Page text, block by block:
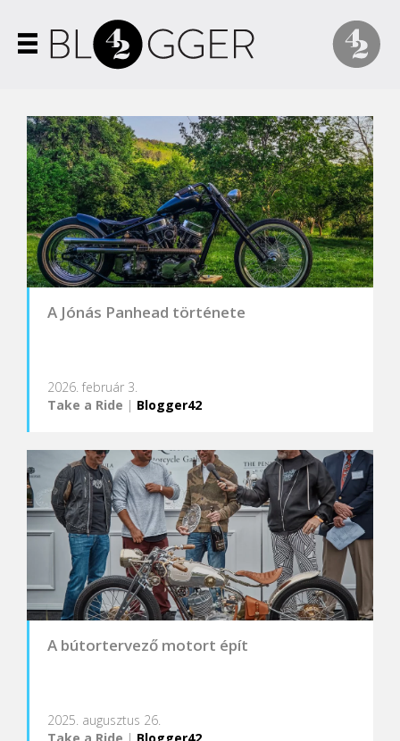
A Jónás Panhead története
2026. február 3.
Take a Ride | Blogger42
A bútortervező motort épít
2025. augusztus 26.